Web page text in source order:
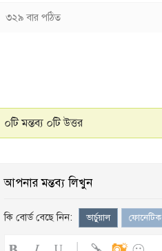
৩২৯ বার পঠিত
০টি মন্তব্য ০টি উত্তর
আপনার মন্তব্য লিখুন
কি বোর্ড বেছে নিন: ভার্চুয়াল ফোনেটিক